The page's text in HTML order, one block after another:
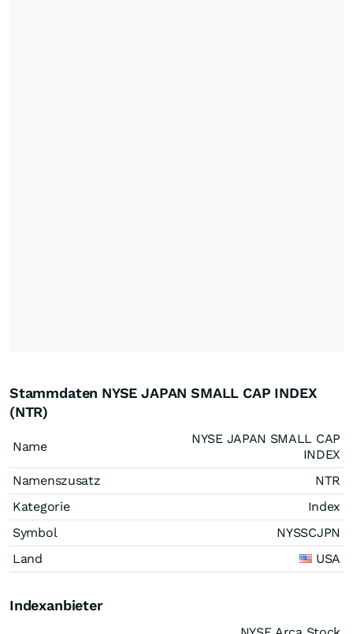
Stammdaten NYSE JAPAN SMALL CAP INDEX
(NTR)
Name
NYSE JAPAN SMALL CAP
INDEX
Namenszusatz
NTR
Kategorie
Index
Symbol
NYSSCJPN
Land
USA
Indexanbieter